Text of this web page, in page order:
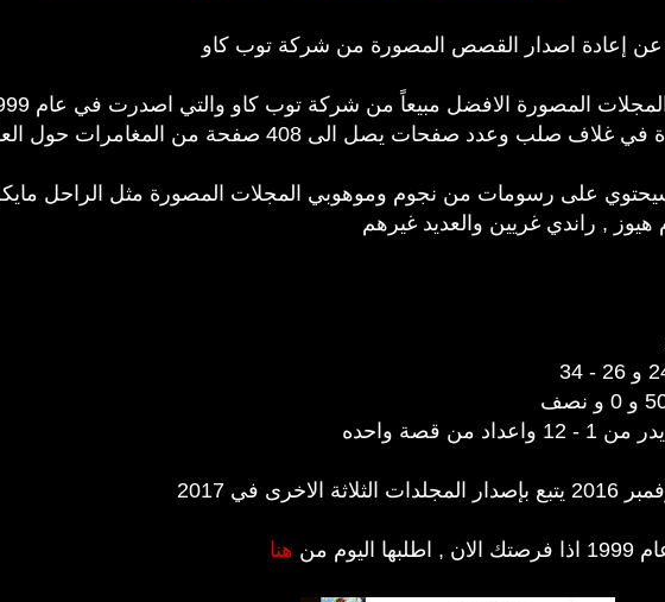
إعادة اصدار القصص المصورة من شركة توب كاو
صفحات يصل الى 408 صفحة من المغامرات حول العالم
تومب رايدر سيحتوي على رسومات من نجوم وموهوبي المجلات المصورة مثل الراحل
, راندي غريين والعديد غيرهم
واحده
من هنا